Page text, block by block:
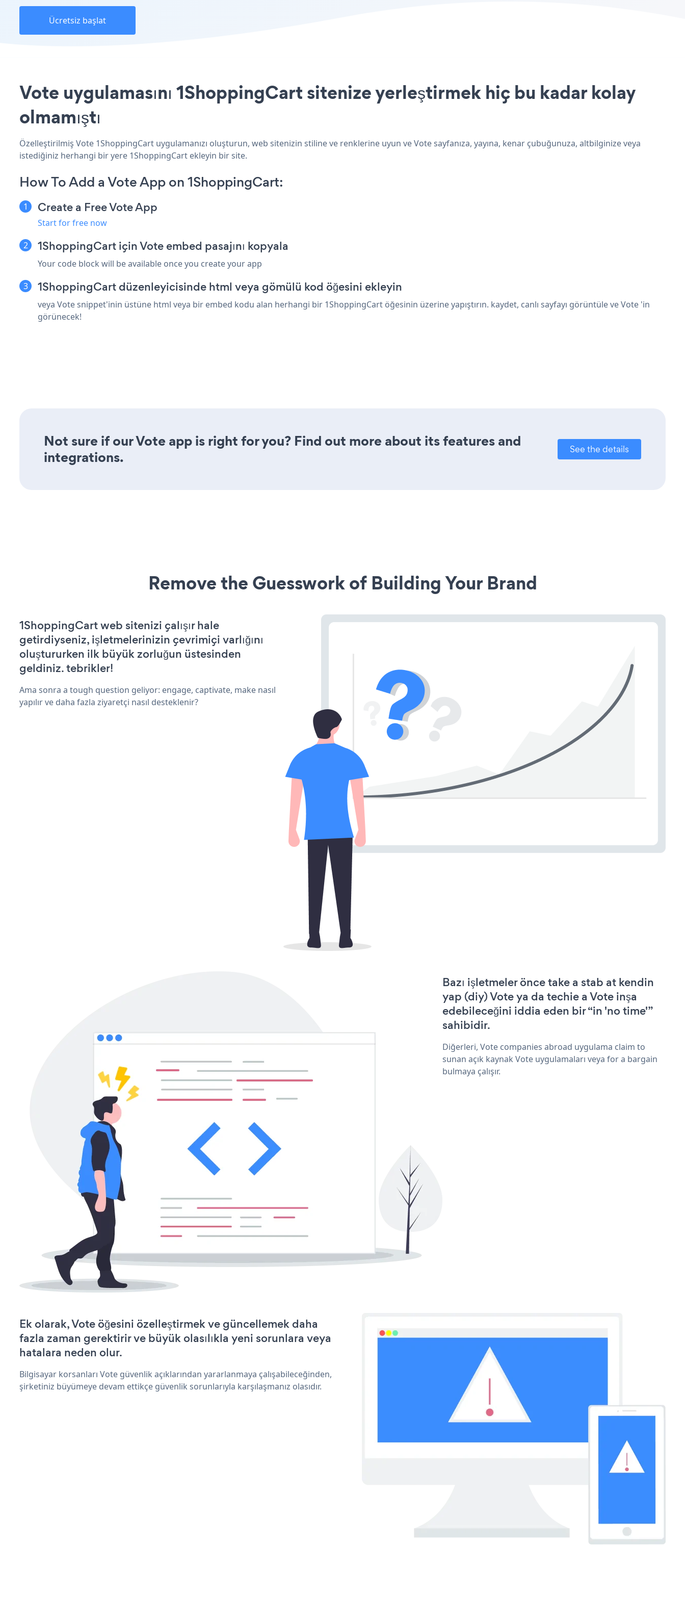
Ücretsiz başlat
Vote uygulamasını 1ShoppingCart sitenize yerleştirmek hiç bu kadar kolay
olmamıştı
Özelleştirilmiş Vote 1ShoppingCart uygulamanızı oluşturun, web sitenizin stiline ve renklerine uyun ve Vote sayfanıza, yayına, kenar çubuğunuza, altbilginize veya
istediğiniz herhangi bir yere 1ShoppingCart ekleyin bir site.
How To Add a Vote App on 1ShoppingCart:
Create a Free Vote App
Start for free now
1ShoppingCart için Vote embed pasajını kopyala
Your code block will be available once you create your app
1ShoppingCart düzenleyicisinde html veya gömülü kod öğesini ekleyin
veya Vote snippet'inin üstüne html veya bir embed kodu alan herhangi bir 1ShoppingCart öğesinin üzerine yapıştırın. kaydet, canlı sayfayı görüntüle ve Vote 'in
görünecek!
Not sure if our Vote app is right for you? Find out more about its features and
integrations.
See the details
Remove the Guesswork of Building Your Brand
1ShoppingCart web sitenizi çalışır hale
getirdiyseniz, işletmelerinizin çevrimiçi varlığını
oluştururken ilk büyük zorluğun üstesinden
geldiniz. tebrikler!
Ama sonra a tough question geliyor: engage, captivate, make nasıl
yapılır ve daha fazla ziyaretçi nasıl desteklenir?
Bazı işletmeler önce take a stab at kendin
yap (diy) Vote ya da techie a Vote inşa
edebileceğini iddia eden bir “in 'no time'”
sahibidir.
Diğerleri, Vote companies abroad uygulama claim to
sunan açık kaynak Vote uygulamaları veya for a bargain
bulmaya çalışır.
Ek olarak, Vote öğesini özelleştirmek ve güncellemek daha
fazla zaman gerektirir ve büyük olasılıkla yeni sorunlara veya
hatalara neden olur.
Bilgisayar korsanları Vote güvenlik açıklarından yararlanmaya çalışabileceğinden,
şirketiniz büyümeye devam ettikçe güvenlik sorunlarıyla karşılaşmanız olasıdır.